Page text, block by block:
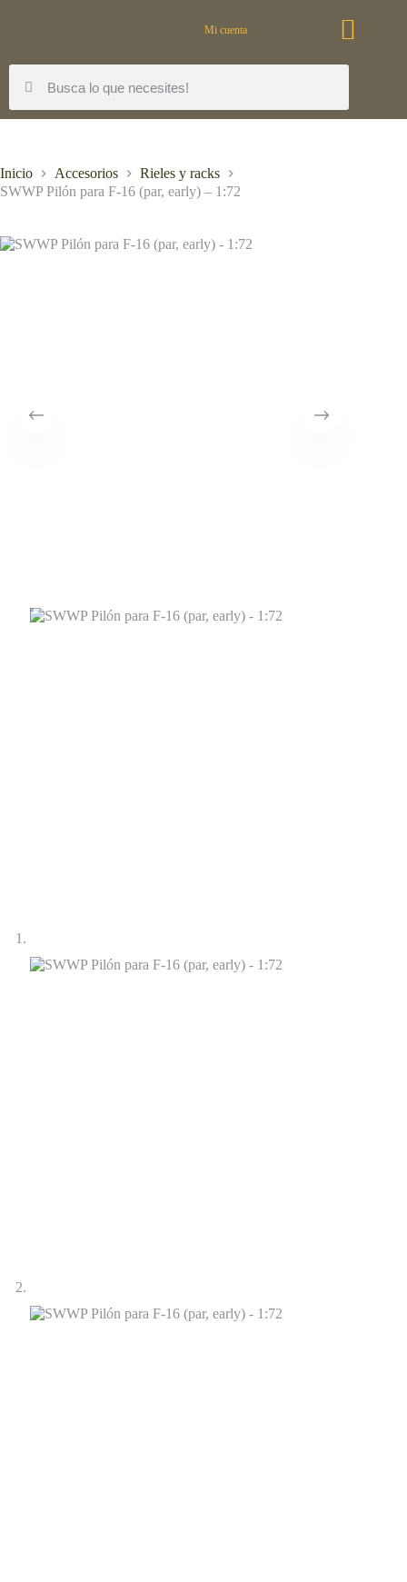
Mi cuenta
Inicio Accesorios
Rieles y racks
SWWP Pilón para F-16 (par, early) – 1:72